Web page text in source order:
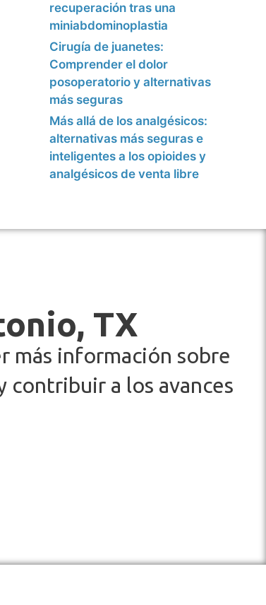
recuperación tras una
miniabdominoplastia
Cirugía de juanetes:
Comprender el dolor
posoperatorio y alternativas
más seguras
Más allá de los analgésicos:
alternativas más seguras e
inteligentes a los opioides y
analgésicos de venta libre
TX
más información sobre
contribuir a los avances